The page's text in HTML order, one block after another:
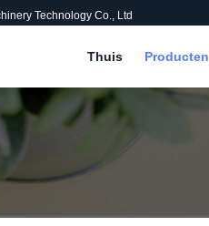
Technology Co., Ltd
Thuis Producten